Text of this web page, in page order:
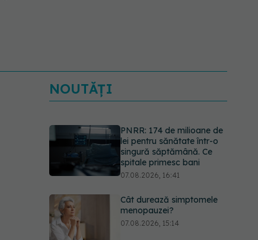
NOUTĂȚI
PNRR: 174 de milioane de
lei pentru sănătate într-o
singură săptămână. Ce
spitale primesc bani
07.08.2026, 16:41
Cât durează simptomele
menopauzei?
07.08.2026, 15:14